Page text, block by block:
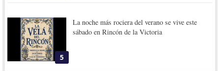
5
La noche más rociera del verano se vive este
sábado en Rincón de la Victoria